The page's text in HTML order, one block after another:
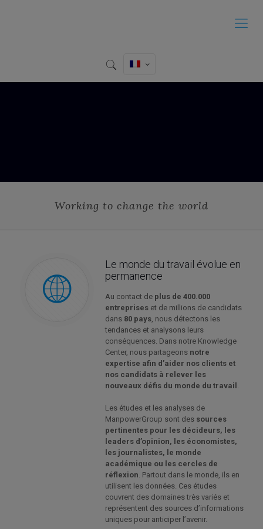
Working to change the world
Le monde du travail évolue en
permanence
Au contact de plus de 400.000
entrepriseset de millions de candidats
dans 80 pays, nous détectons les
tendances et analysons leurs
conséquences. Dans notre Knowledge
Center, nous partageons notre
expertise afin d’aider nos clients et
nos candidats à relever les
nouveaux défis du monde du travail .
Les études et les analyses de
ManpowerGroup sont des sources
pertinentes pour les décideurs, les
leaders d’opinion, les économistes,
les journalistes, le monde
académique ou les cercles de
réflexion. Partout dans le monde, ils en
utilisent les données. Ces études
couvrent des domaines très variés et
représentent des sources d’informations
uniques pour anticiper l’avenir.